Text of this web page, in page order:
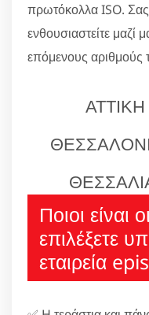
πρωτόκολλα ISO.
ενθουσιαστείτε
επόμενους αριθμούς
ΑΤΤΙΚΗ
Ποιοι είναι
επιλέξετε
εταιρεία